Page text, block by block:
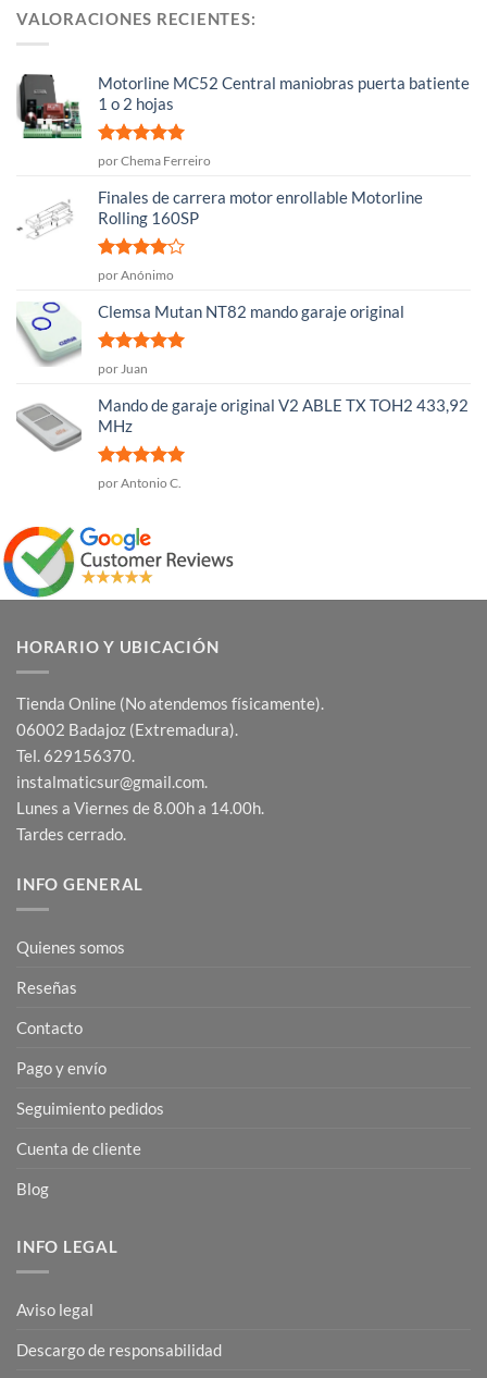
VALORACIONES RECIENTES:
Motorline MC52 Central maniobras puerta batiente
1 o 2 hojas
Valorado
por Chema Ferreiro
Finales de carrera motor enrollable Motorline
Rolling 160SP
Valorado
5
por Anónimo
Clemsa Mutan NT82 mando garaje original
Valorado
por Juan
Mando de garaje original V2 ABLE TX TOH2 433,92
MHz
Valorado
por Antonio C.
HORARIO Y UBICACIÓN
Tienda Online (No atendemos físicamente).
06002 Badajoz (Extremadura).
Tel. 629156370.
instalmaticsur@gmail.com.
Lunes a Viernes de 8.00h a 14.00h.
Tardes cerrado.
INFO GENERAL
Quienes somos
Reseñas
Contacto
Pago y envío
Seguimiento pedidos
Cuenta de cliente
Blog
INFO LEGAL
Aviso legal
Descargo de responsabilidad